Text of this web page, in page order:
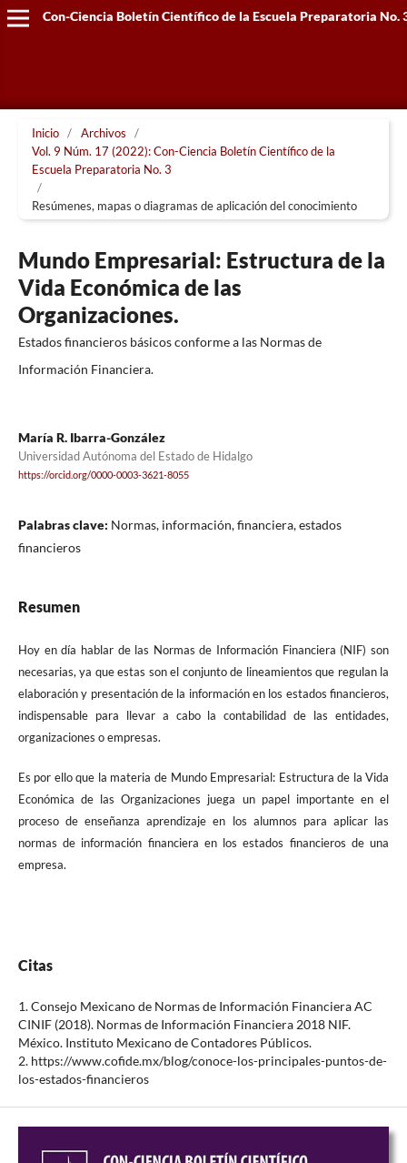
Con-Ciencia Boletín Científico de la Escuela Preparatoria No.
Inicio / Archivos
/
Vol. 9 Núm. 17 (2022): Con-Ciencia Boletín Científico de la
Escuela Preparatoria No. 3
/
Resúmenes, mapas o diagramas de aplicación del conocimiento
Mundo Empresarial: Estructura de la
Vida Económica de las
Organizaciones.
Estados financieros básicos conforme a las Normas de
Información Financiera.
María R. Ibarra-González
Universidad Autónoma del Estado de Hidalgo
https://orcid.org/0000-0003-3621-8055
Palabras clave: Normas, información, financiera, estados
financieros
Resumen
Hoy en día hablar de las Normas de Información Financiera (NIF) son
necesarias, ya que estas son el conjunto de lineamientos que regulan la
elaboración y presentación de la información en los estados financieros,
indispensable para llevar a cabo la contabilidad de las entidades,
organizaciones o empresas.
Es por ello que la materia de Mundo Empresarial: Estructura de la Vida
Económica de las Organizaciones juega un papel importante en el
proceso de enseñanza aprendizaje en los alumnos para aplicar las
normas de información financiera en los estados financieros de una
empresa.
Citas
1. Consejo Mexicano de Normas de Información Financiera AC
CINIF (2018). Normas de Información Financiera 2018 NIF.
México. Instituto Mexicano de Contadores Públicos.
2. https://www.cofide.mx/blog/conoce-los-principales-puntos-de-
los-estados-financieros